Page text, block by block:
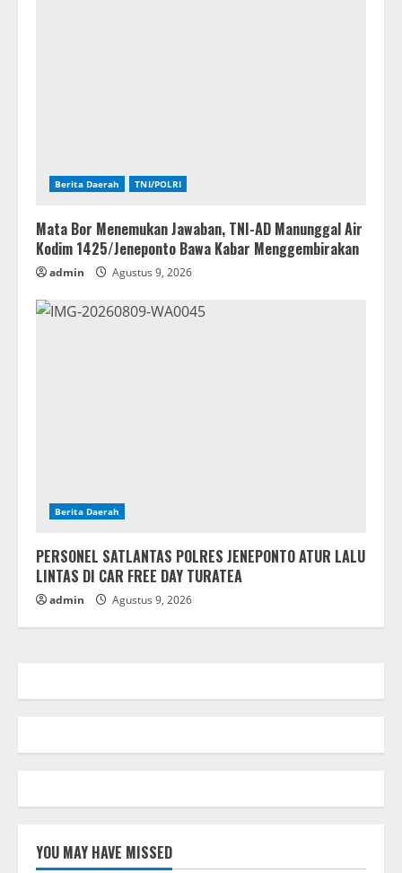
Berita Daerah TNI/POLRI
Mata Bor Menemukan Jawaban, TNI-AD Manunggal Air
Kodim 1425/Jeneponto Bawa Kabar Menggembirakan
admin Agustus 9, 2026
Berita Daerah
PERSONEL SATLANTAS POLRES JENEPONTO ATUR LALU
LINTAS DI CAR FREE DAY TURATEA
admin Agustus 9, 2026
YOU MAY HAVE MISSED